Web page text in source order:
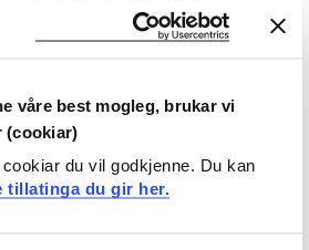
våre best mogleg, brukar vi
(cookiar)
du vil godkjenne. Du kan
tillatinga du gir her.
Innovasjon (AFII) informerer deg
at delar av studiet vert undervist
stønad frå Lånekassen til eit 4
tas i Spania i forkant av